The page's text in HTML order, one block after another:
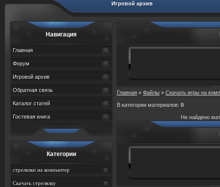
Игровой архив
Навигация
Главная
Форум
Игровой архив
Обратная связь
Каталог статей
Гостевая книга
Категории
стрелялки на компьютер
Скачать стрелялку
Главная » Файлы » Скачать игры на
В категории материалов: 0
Не найдено